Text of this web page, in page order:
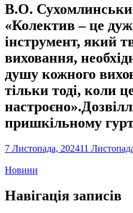
В.О.
«Колектив – це
інструмент, який
виховання,
душу кожного
тільки тоді, коли
пришкільному
7 Листопада, 202411
Новини
Навігація записів